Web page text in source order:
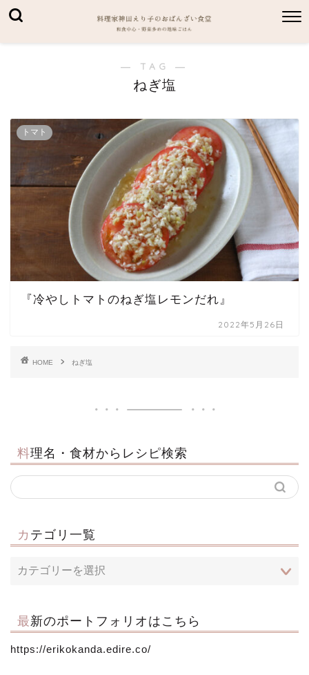
― TAG ―
ねぎ塩
トマト
『冷やしトマトのねぎ塩レモンだれ』
2022年5月26日
HOME ねぎ塩
料理名・食材からレシピ検索
カテゴリ一覧
最新のポートフォリオはこちら
https://erikokanda.edire.co/